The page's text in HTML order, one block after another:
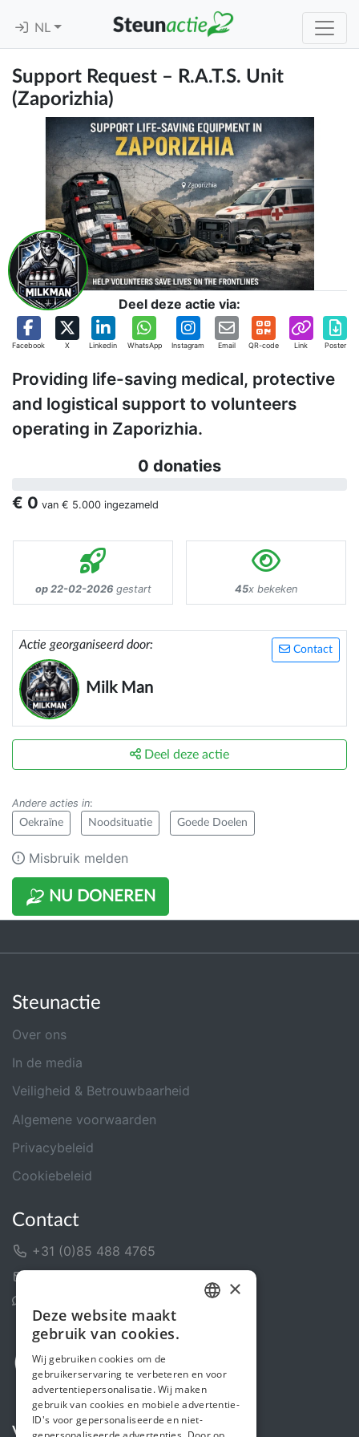
NL
Support Request – R.A.T.S. Unit
(Zaporizhia)
Deel deze actie via:
Facebook X Linkedin WhatsApp Instagram Email QR-code Link Poster
Providing life-saving medical, protective
and logistical support to volunteers
operating in Zaporizhia.
0 donaties
€ 0 van € 5.000 ingezameld
op 22-02-2026gestart 45x bekeken
Contact
Actie georganiseerd door:
Milk Man
NU DONEREN
Deel deze actie
Andere acties in:
Oekraïne Noodsituatie Goede Doelen
Misbruik melden
Steunactie
Over ons
In de media
Veiligheid & Betrouwbaarheid
Algemene voorwaarden
Privacybeleid
Cookiebeleid
Contact
+31 (0)85 488 4765
ENGLISH
×
Deze website maakt
gebruik van cookies.
Wij gebruiken cookies om de
gebruikerservaring te verbeteren en voor
advertentiepersonalisatie. Wij maken
gebruik van cookies en mobiele advertentie-
ID's voor gepersonaliseerde en niet-